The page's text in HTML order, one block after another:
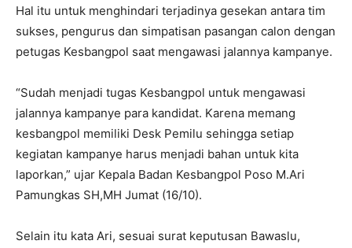
Hal itu untuk menghindari terjadinya gesekan antara tim
sukses, pengurus dan simpatisan pasangan calon dengan
petugas Kesbangpol saat mengawasi jalannya kampanye.
“Sudah menjadi tugas Kesbangpol untuk mengawasi
jalannya kampanye para kandidat. Karena memang
kesbangpol memiliki Desk Pemilu sehingga setiap
kegiatan kampanye harus menjadi bahan untuk kita
laporkan,” ujar Kepala Badan Kesbangpol Poso M.Ari
Pamungkas SH,MH Jumat (16/10).
Selain itu kata Ari, sesuai surat keputusan Bawaslu,